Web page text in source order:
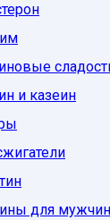
и казеин
для мужчин